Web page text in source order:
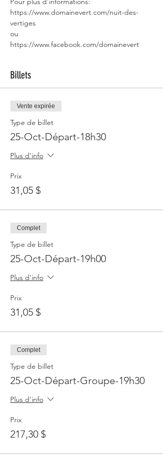
https://www.domainevert.com/nuit-des-
vertiges
ou
https://www.facebook.com/domainevert
Billets
Vente expirée
Type de billet
25-Oct-Départ-18h30
Plus d'info
Prix
31,05 $
Complet
Type de billet
25-Oct-Départ-19h00
Plus d'info
Prix
31,05 $
Complet
Type de billet
25-Oct-Départ-Groupe-19h30
Plus d'info
Prix
217,30 $